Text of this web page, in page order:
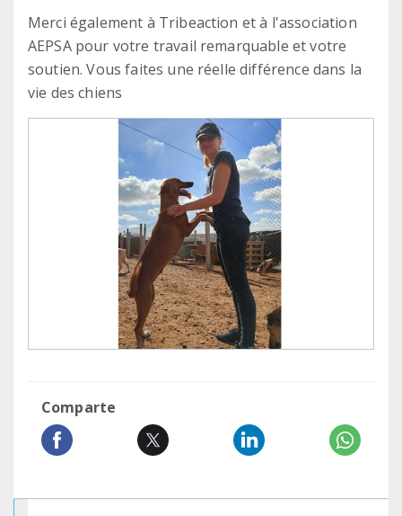
Merci également à Tribeaction et à l'association
AEPSA pour votre travail remarquable et votre
soutien. Vous faites une réelle différence dans la
vie des chiens
Comparte